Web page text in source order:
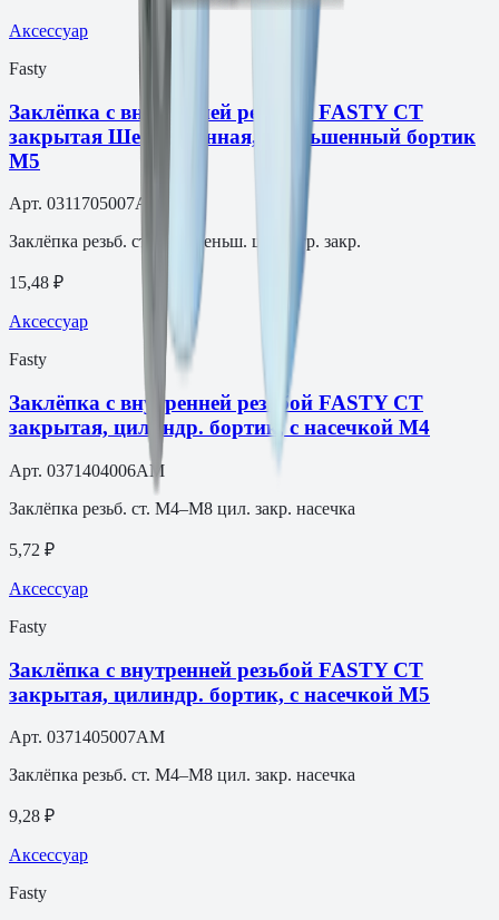
Аксессуар
Fasty
Заклёпка с внутренней резьбой FASTY СТ
закрытая Шестигранная, уменьшенный бортик
М5
Арт. 0311705007AM
Заклёпка резьб. ст. M5 уменьш. шестигр. закр.
15,48 ₽
Аксессуар
Fasty
Заклёпка с внутренней резьбой FASTY СТ
закрытая, цилиндр. бортик, с насечкой М4
Арт. 0371404006AM
Заклёпка резьб. ст. M4–M8 цил. закр. насечка
5,72 ₽
Аксессуар
Fasty
Заклёпка с внутренней резьбой FASTY СТ
закрытая, цилиндр. бортик, с насечкой М5
Арт. 0371405007AM
Заклёпка резьб. ст. M4–M8 цил. закр. насечка
9,28 ₽
Аксессуар
Fasty